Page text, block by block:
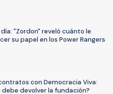
"Zordon" reveló cuánto le
su papel en los Power Rangers
con Democracia Viva:
devolver la fundación?